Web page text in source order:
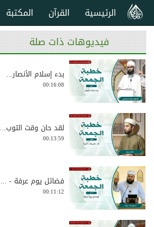
المكتبة القرآن الرئيسية
فيديوهات ذات صلة
بدء إسلام الأنصار...
00:16:08
لقد حان وقت التوب...
00:13:59
فضائل يوم عرفة - ...
00:11:12